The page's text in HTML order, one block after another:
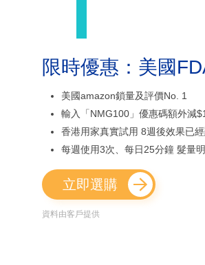
限時優惠：美國
美國amazon鎖量及評價No. 1
輸入「NMG100」優惠碼額外減
香港用家真實試用 8週後效果已
每週使用3次、每日25分鐘 髮量
立即選購
資料由客戶提供